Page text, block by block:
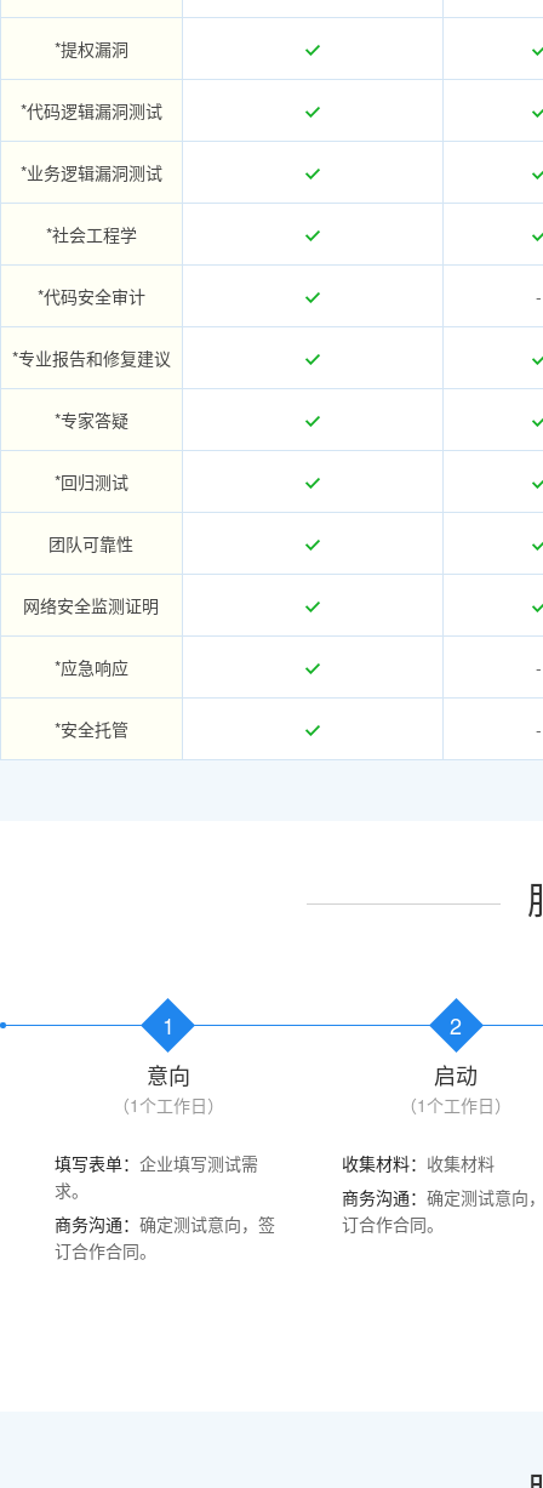
*提权漏洞
*代码逻辑漏洞测试
*业务逻辑漏洞测试
*社会工程学
*代码安全审计 -
*专业报告和修复建议
*专家答疑
*回归测试
团队可靠性
网络安全监测证明
*应急响应 -
*安全托管 -
1
意向
（1个工作日）
填写表单： 企业填写测试需
求。
商务沟通： 确定测试意向，签
订合作合同。
2
启动
（1个工作日）
收集材料： 收集材料
商务沟通：确定测试意向
订合作合同。